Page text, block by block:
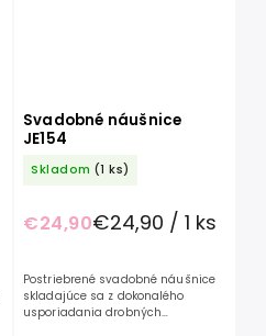
Svadobné náušnice
JE154
Skladom (1 ks)
€24,90€24,90 / 1 ks
Postriebrené svadobné náušnice
skladajúce sa z dokonalého
usporiadania drobných